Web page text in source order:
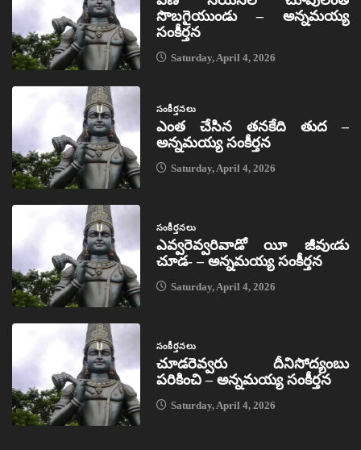
సొబగైయుండు – అన్నమయ్య
సంకీర్తన
Saturday, April 4, 2026
సంకీర్తనలు
ఎంత చేసిన తనకేది తుద –
అన్నమయ్య సంకీర్తన
Saturday, April 4, 2026
సంకీర్తనలు
ఎవ్వరెవ్వరివాడో యీ జీవుఁడు
చూడ- – అన్నమయ్య సంకీర్తన
Saturday, April 4, 2026
సంకీర్తనలు
చూడరెవ్వరు దీనిసోద్యంబు
పరికించి – అన్నమయ్య సంకీర్తన
Saturday, April 4, 2026